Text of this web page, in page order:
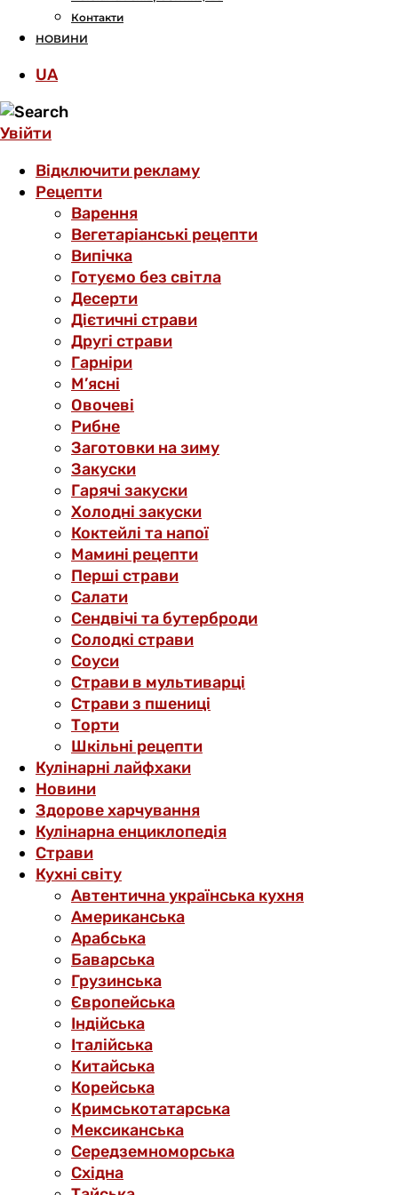
Контакти
НОВИНИ
UA
Увійти
Відключити рекламу
Рецепти
Варення
Вегетаріанські рецепти
Випічка
Готуємо без світла
Десерти
Дієтичні страви
Другі страви
Гарніри
М’ясні
Овочеві
Рибне
Заготовки на зиму
Закуски
Гарячі закуски
Холодні закуски
Коктейлі та напої
Мамині рецепти
Перші страви
Салати
Сендвічі та бутерброди
Солодкі страви
Соуси
Страви в мультиварці
Страви з пшениці
Торти
Шкільні рецепти
Кулінарні лайфхаки
Новини
Здорове харчування
Кулінарна енциклопедія
Страви
Кухні світу
Автентична українська кухня
Американська
Арабська
Баварська
Грузинська
Європейська
Індійська
Італійська
Китайська
Корейська
Кримськотатарська
Мексиканська
Середземноморська
Східна